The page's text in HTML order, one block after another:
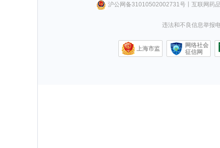
沪公网备31010502002731号丨 互联网药
违法和不良信息举报
上海市监
网络社会
征信网